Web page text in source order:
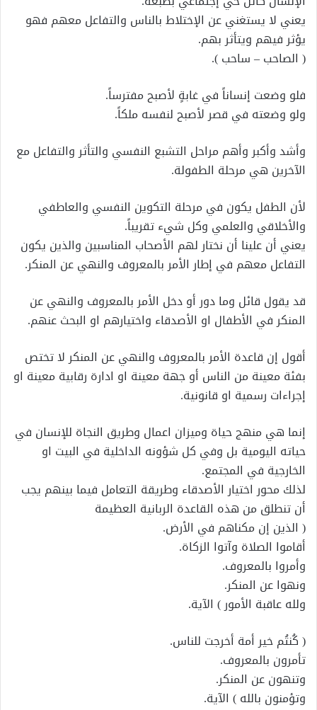
يعني لا يستغني عن الإختلاط بالناس والتفاعل معهم فهو
يؤثر فيهم ويتأثر بهم.
( الصاحب – ساحب ).
فلو وضعت إنساناً في غابةٍ لأصبح مفترساً.
ولو وضعته في قصر لأصبح لنفسه ملكاً.
وأشد وأكبر وأهم مراحل التشبع النفسي والتأثر والتفاعل مع
الآخرين هي مرحلة الطفولة.
لأن الطفل يكون في مرحلة التكوين النفسي والعاطفي
والأخلاقي والعلمي وكل شيء تقريباً.
يعني أن علينا أن نختار لهم الأصحاب المناسبين والذين يكون
التفاعل معهم في إطار الأمر بالمعروف والنهي عن المنكر.
قد يقول قائل وما دور أو دخل الأمر بالمعروف والنهي عن
المنكر في الأطفال او الأصدقاء واختيارهم او البحث عنهم.
أقول إن قاعدة الأمر بالمعروف والنهي عن المنكر لا تختص
بفئة معينة من الناس أو جهة معينة او ادارة رقابية معينة او
إجراءات رسمية او قانونية.
إنما هي منهج حياة وميزان اعمال وطريق النجاة للإنسان في
حياته اليومية بل وفي كل شؤونه الداخلية في البيت او
الخارجية في المجتمع.
لذلك محور اختيار الأصدقاء وطريقة التعامل فيما بينهم يجب
أن تنطلق من هذه القاعدة الربانية العظيمة
( الذين إن مكناهم في الأرض.
أقاموا الصلاة وآتوا الزكاة.
وأمروا بالمعروف.
ونهوا عن المنكر.
ولله عاقبة الأمور ) الآية.
( كُنتُم خير أمة أخرجت للناس.
تأمرون بالمعروف.
وتنهون عن المنكر.
وتؤمنون بالله ) الآية.